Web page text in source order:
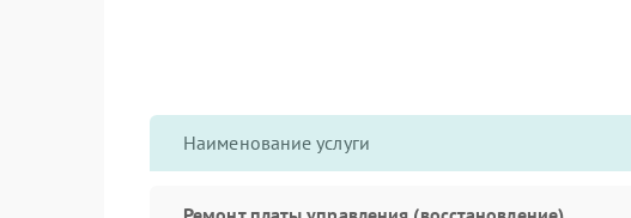
Наименование услуги